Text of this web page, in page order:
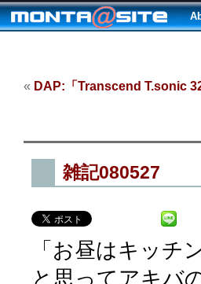
« DAP:「Transcend T.sonic
雑記080527
「お昼はキッチ
と思ってアキバ